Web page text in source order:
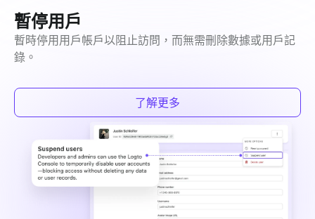
暫停用戶
暫時停用用戶帳戶以阻止訪問，而無需刪除數據或用戶記
錄。
了解更多